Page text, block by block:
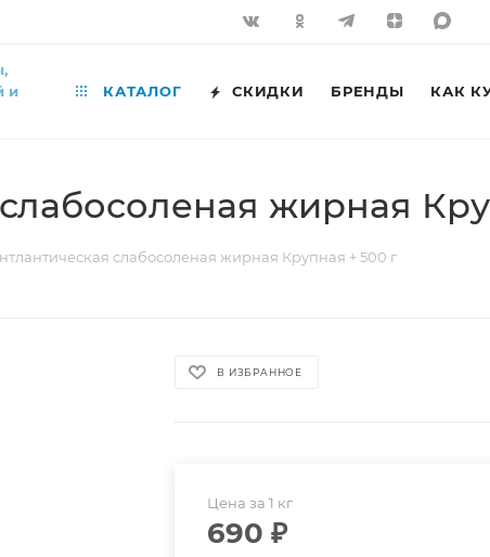
и
КАТАЛОГ СКИДКИ БРЕНДЫ КАК
жирная
слабосоленая жирная Крупная + 500 г
В ИЗБРАННОЕ
Цена за 1 кг
690 ₽